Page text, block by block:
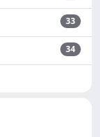
33
34